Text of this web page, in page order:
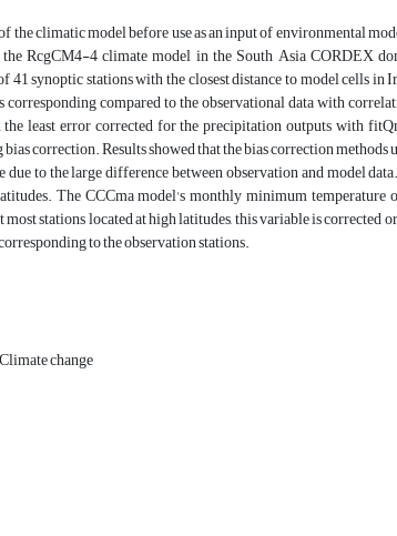
the climatic model before use as an input of environmental
RcgCM4-4 climate model in the South Asia CORDEX
41 synoptic stations with the closest distance to model cells
compared to the observational data with
least error corrected for the precipitation outputs with
correction. Results showed that the bias correction
to the large difference between observation and model
The CCCma model's monthly minimum temperature
stations located at high latitudes, this variable is
to the observation stations.
Climate change